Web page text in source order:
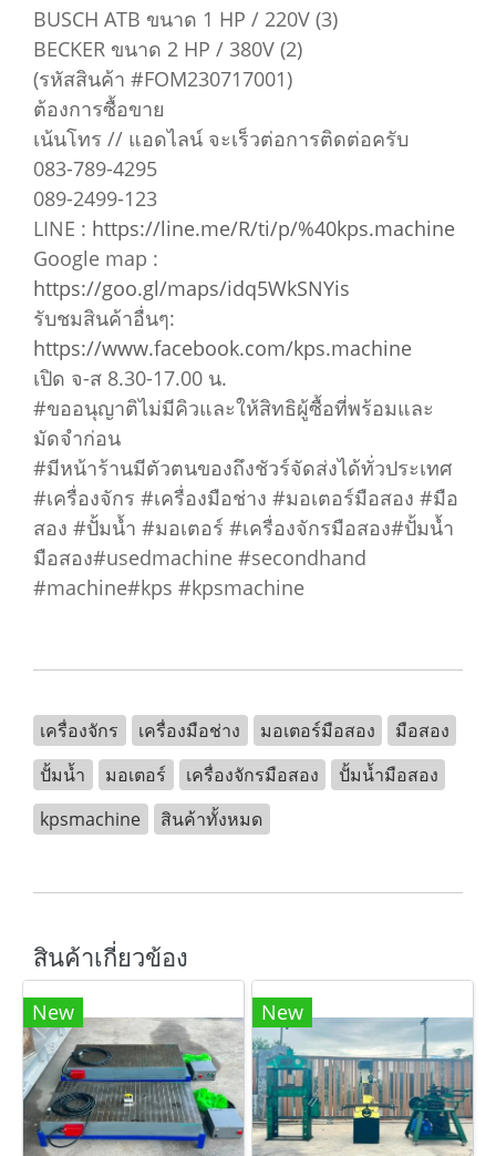
BUSCH ATB ขนาด 1 HP / 220V (3)
BECKER ขนาด 2 HP / 380V (2)
(รหัสสินค้า #FOM230717001)
ต้องการซื้อขาย
เน้นโทร // แอดไลน์ จะเร็วต่อการติดต่อครับ
083-789-4295
089-2499-123
LINE : https://line.me/R/ti/p/%40kps.machine
Google map :
https://goo.gl/maps/idq5WkSNYis
รับชมสินค้าอื่นๆ:
https://www.facebook.com/kps.machine
เปิด จ-ส 8.30-17.00 น.
#ขออนุญาติไม่มีคิวและให้สิทธิผู้ซื้อที่พร้อมและ
มัดจำก่อน
#มีหน้าร้านมีตัวตนของถึงชัวร์จัดส่งได้ทั่วประเทศ
#เครื่องจักร #เครื่องมือช่าง #มอเตอร์มือสอง #มือ
สอง #ปั้มน้ำ #มอเตอร์ #เครื่องจักรมือสอง#ปั้มน้ำ
มือสอง#usedmachine #secondhand
#machine#kps #kpsmachine
เครื่องจักร เครื่องมือช่าง มอเตอร์มือสอง
มือสอง
ปั้มน้ำ
มอเตอร์ เครื่องจักรมือสอง
ปั้มน้ำมือสอง
kpsmachine
สินค้าทั้งหมด
สินค้าเกี่ยวข้อง
New New